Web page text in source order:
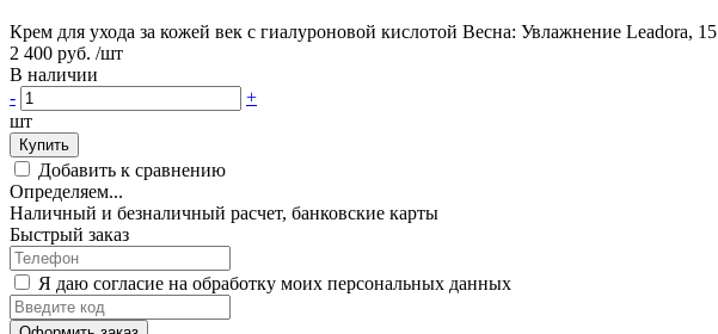
Крем для ухода за кожей век с гиалуроновой кислотой Весна: Увлажнение Leadora, 15
2 400 руб. /шт
В наличии
-
+
шт
Купить
Добавить к сравнению
Определяем...
Наличный и безналичный расчет, банковские карты
Быстрый заказ
Я даю согласие на обработку моих персональных данных